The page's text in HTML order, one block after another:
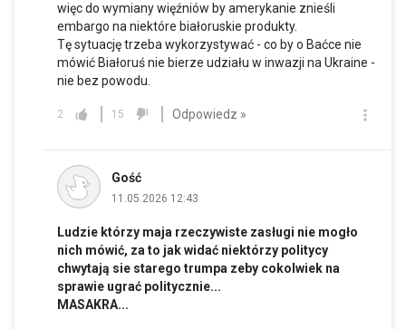
więc do wymiany więźniów by amerykanie znieśli
embargo na niektóre białoruskie produkty.
Tę sytuację trzeba wykorzystywać - co by o Baćce nie
mówić Białoruś nie bierze udziału w inwazji na Ukraine -
nie bez powodu.
2 15 Odpowiedz »
Gość
11.05.2026 12:43
Ludzie którzy maja rzeczywiste zasługi nie mogło
nich mówić, za to jak widać niektórzy politycy
chwytają sie starego trumpa zeby cokolwiek na
sprawie ugrać politycznie...
MASAKRA...